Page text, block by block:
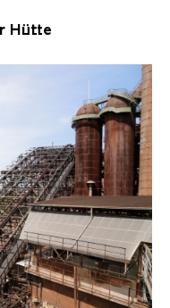
Hütte